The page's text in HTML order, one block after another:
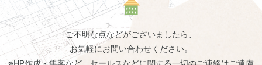
ご不明な点などがございましたら、
お気軽にお問い合わせください。
※HP作成・集客など、セールスなどに関する一切のご連絡はご遠慮